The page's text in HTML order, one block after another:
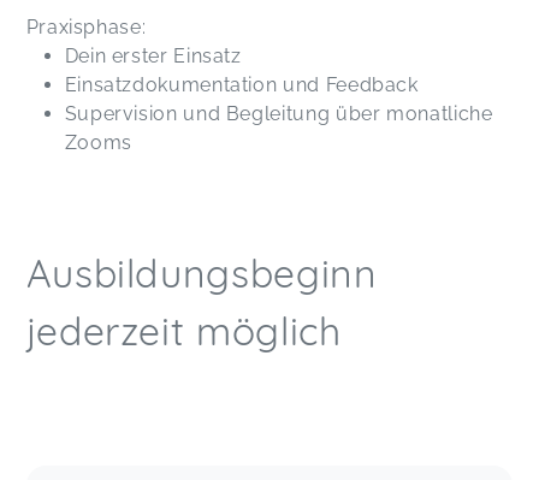
Praxisphase:
Dein erster Einsatz
Einsatzdokumentation und Feedback
Supervision und Begleitung über monatliche
Zooms
Ausbildungsbeginn
jederzeit möglich